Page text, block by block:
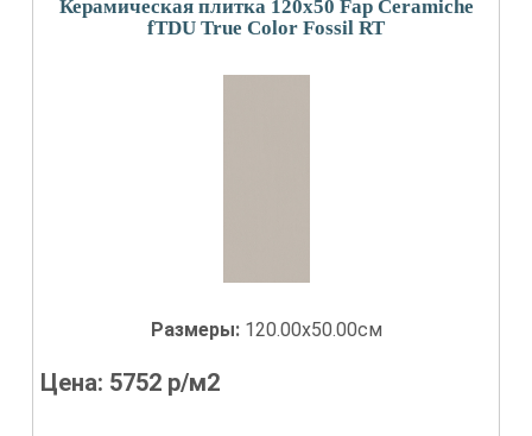
Керамическая плитка 120x50 Fap Ceramiche
fTDU True Color Fossil RT
Размеры: 120.00x50.00см
Цена: 5752 р/м2